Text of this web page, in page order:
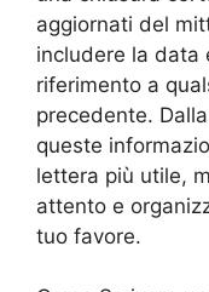
aggiornati del
includere la data
riferimento a
precedente.
queste
lettera più utile,
attento e
tuo favore.